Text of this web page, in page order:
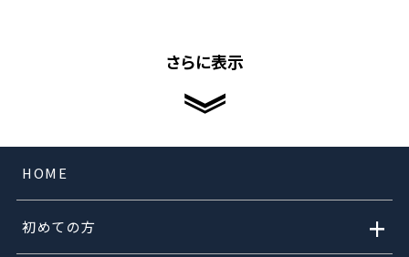
さらに表示
HOME
初めての方 +